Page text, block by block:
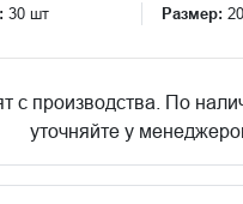
30 шт Размер:
с производства. По
уточняйте у